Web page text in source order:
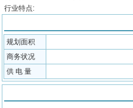
行业特点:
规划面积
商务状况
供 电 量